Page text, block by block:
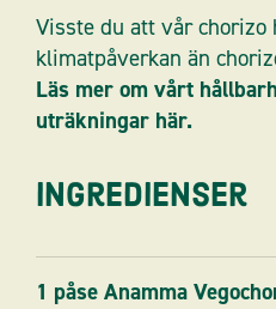
Visste du att vår chorizo
klimatpåverkan än
Läs mer om vårt
uträkningar här.
Ingredienser
1 påse Anamma